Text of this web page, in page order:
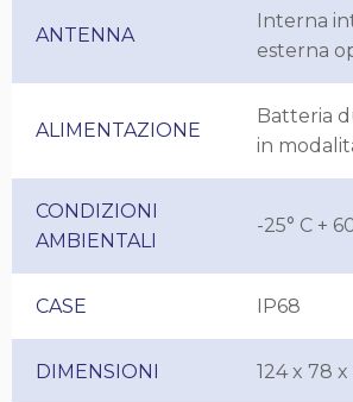
ANTENNA
Interna
esterna
ALIMENTAZIONE
Batteria
in
CONDIZIONI
AMBIENTALI
-25° C +
CASE IP68
DIMENSIONI 124 x 78